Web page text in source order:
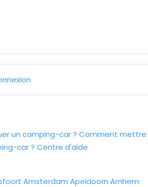
un camping-car ? Comment mettre
car ? Centre d'aide
Amsterdam Apeldoorn Arnhem